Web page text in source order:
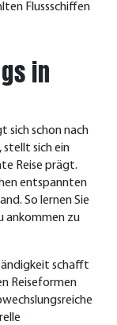
Flussschiffen
in
sich schon nach
stellt sich ein
Reise prägt.
entspannten
So lernen Sie
ankommen zu
schafft
Reiseformen